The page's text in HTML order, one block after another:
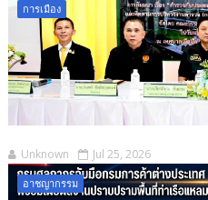
การเมือง
Unknown Jul 25, 2026
อาชญากรรม